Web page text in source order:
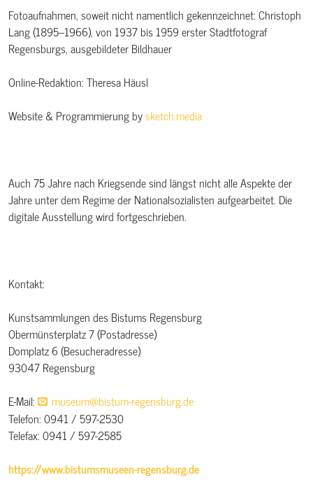
Fotoaufnahmen, soweit nicht namentlich gekennzeichnet: Christoph
Lang (1895–1966), von 1937 bis 1959 erster Stadtfotograf
Regensburgs, ausgebildeter Bildhauer
Online-Redaktion: Theresa Häusl
Website & Programmierung bysketch.media
Auch 75 Jahre nach Kriegsende sind längst nicht alle Aspekte der
Jahre unter dem Regime der Nationalsozialisten aufgearbeitet. Die
digitale Ausstellung wird fortgeschrieben.
Kontakt:
Kunstsammlungen des Bistums Regensburg
Obermünsterplatz 7 (Postadresse)
Domplatz 6 (Besucheradresse)
93047 Regensburg
E-Mail:
museum@bistum-regensburg.de
Telefon: 0941 / 597-2530
Telefax: 0941 / 597-2585
https://www.bistumsmuseen-regensburg.de